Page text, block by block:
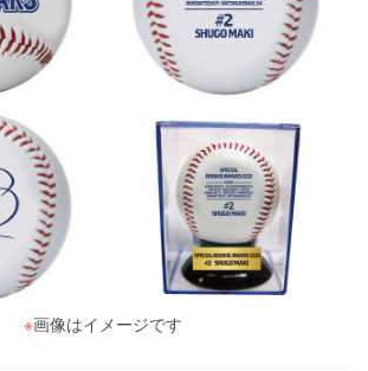
※画像はイメージです